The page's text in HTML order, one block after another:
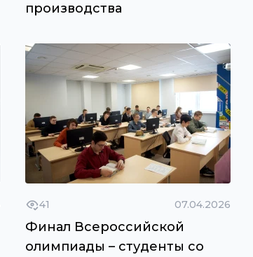
производства
41 07.04.2026
Финал Всероссийской
олимпиады – студенты со